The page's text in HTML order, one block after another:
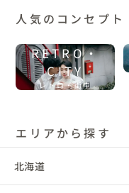
人気のコンセプト
RETRO・
CITY
レトロ・街中
エリアから探す
北海道